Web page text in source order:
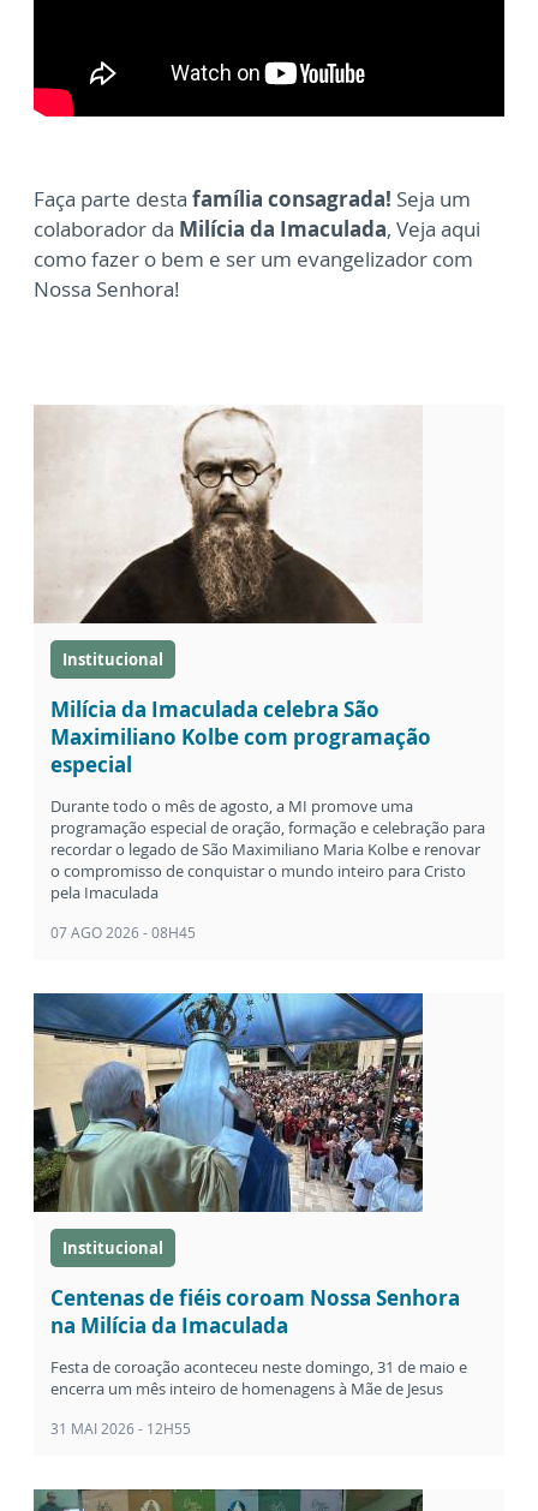
Faça parte desta família consagrada! Seja um
colaborador da Milícia da Imaculada, Veja aqui
como fazer o bem e ser um evangelizador com
Nossa Senhora!
Institucional
Milícia da Imaculada celebra São
Maximiliano Kolbe com programação
especial
Durante todo o mês de agosto, a MI promove uma
programação especial de oração, formação e celebração para
recordar o legado de São Maximiliano Maria Kolbe e renovar
o compromisso de conquistar o mundo inteiro para Cristo
pela Imaculada
07 AGO 2026 - 08H45
Institucional
Centenas de fiéis coroam Nossa Senhora
na Milícia da Imaculada
Festa de coroação aconteceu neste domingo, 31 de maio e
encerra um mês inteiro de homenagens à Mãe de Jesus
31 MAI 2026 - 12H55